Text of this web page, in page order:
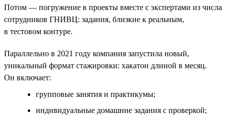
Потом — погружение в проекты вместе с экспертами из числа
сотрудников ГНИВЦ: задания, близкие к реальным,
в тестовом контуре.
Параллельно в 2021 году компания запустила новый,
уникальный формат стажировки: хакатон длиной в месяц.
Он включает:
групповые занятия и практикумы;
индивидуальные домашние задания с проверкой;